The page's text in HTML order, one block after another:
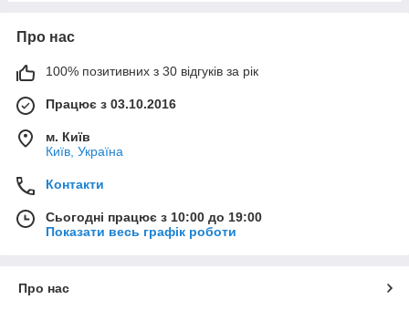
Про нас
100% позитивних з 30 відгуків за рік
Працює з 03.10.2016
м. Київ
Київ, Україна
Контакти
Сьогодні працює з 10:00 до 19:00
Показати весь графік роботи
Про нас